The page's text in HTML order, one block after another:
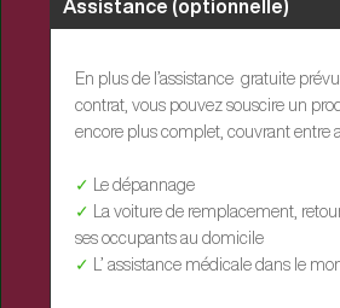
Assistance (optionnelle)
En plus de l’assistance gratuite
contrat, vous pouvez souscire un
encore plus complet, couvrant entre
✓
Le dépannage
✓
La voiture de remplacement,
ses occupants au domicile
✓
L’ assistance médicale dans le